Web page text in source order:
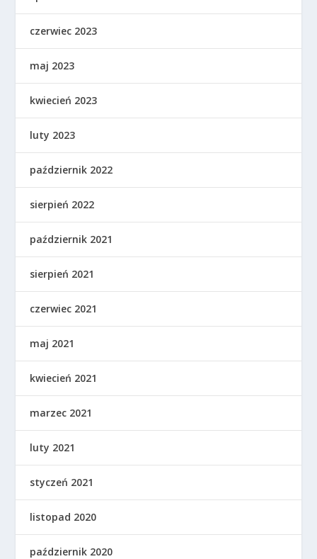
czerwiec 2023
maj 2023
kwiecień 2023
luty 2023
październik 2022
sierpień 2022
październik 2021
sierpień 2021
czerwiec 2021
maj 2021
kwiecień 2021
marzec 2021
luty 2021
styczeń 2021
listopad 2020
październik 2020